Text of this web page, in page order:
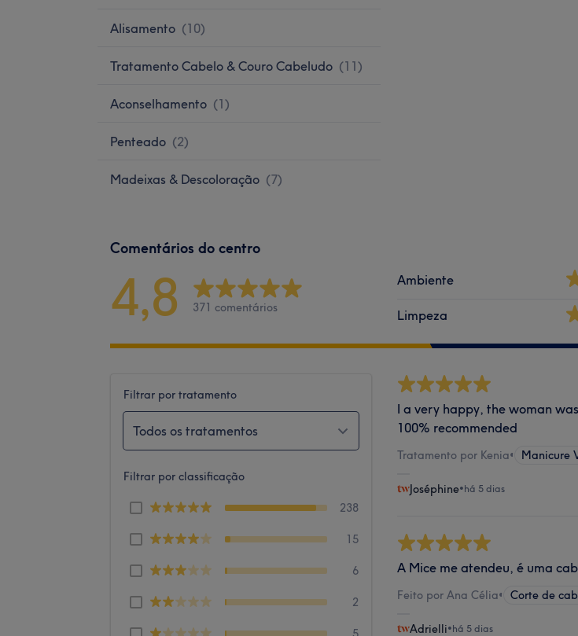
Alisamento (10)
Tratamento Cabelo & Couro Cabeludo (11)
Aconselhamento (1)
Penteado (2)
Madeixas & Descoloração (7)
Comentários do centro
4,8 371 comentários
Ambiente
Limpeza
Filtrar por tratamento
Todos os tratamentos
Filtrar por classificação
238
15
6
2
I a very happy, the woman
100% recommended
Tratamento por Kenia• Manicure
Joséphine•há 5 dias
A Mice me atendeu, é uma
Feito por Ana Célia• Corte de
Adrielli•há 5 dias